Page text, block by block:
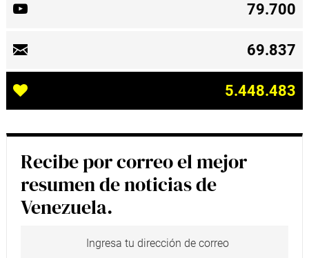
79.700
69.837
5.448.483
Recibe por correo el mejor
resumen de noticias de
Venezuela.